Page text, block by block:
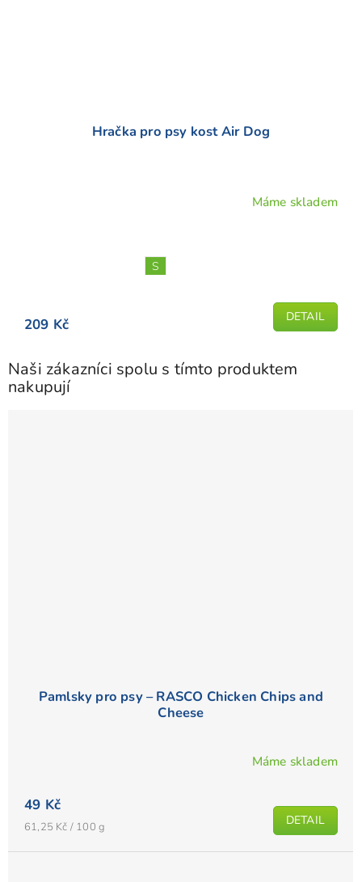
Hračka pro psy kost Air Dog
5
hvězdiček.
Máme skladem
209 Kč DETAIL
S
Naši zákazníci spolu s tímto produktem
nakupují
Pamlsky pro psy – RASCO Chicken Chips and
Cheese
Máme skladem
49 Kč
Měrná
61,25 Kč / 100 g DETAIL